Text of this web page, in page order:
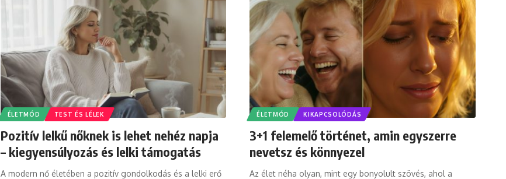
ÉLETMÓD TEST ÉS LÉLEK
Pozitív lelkű nőknek is lehet nehéz napja
– kiegyensúlyozás és lelki támogatás
A modern nő életében a pozitív gondolkodás és a lelki erő
ÉLETMÓD KIKAPCSOLÓDÁS
3+1 felemelő történet, amin egyszerre
nevetsz és könnyezel
Az élet néha olyan, mint egy bonyolult szövés, ahol a